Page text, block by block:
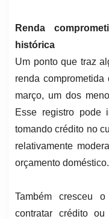
Renda
histórica
Um ponto que traz
renda
março, um dos
Esse registro pode
tomando crédito no
relativamente
orçamento doméstico.
Também cresceu
contratar crédito